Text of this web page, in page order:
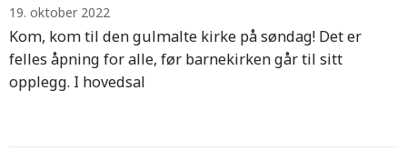
19. oktober 2022
Kom, kom til den gulmalte kirke på søndag! Det er
felles åpning for alle, før barnekirken går til sitt
opplegg. I hovedsal